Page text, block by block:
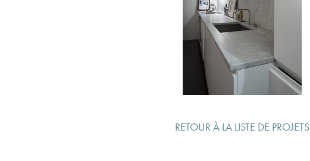
RETOUR À LA LISTE DE PROJETS